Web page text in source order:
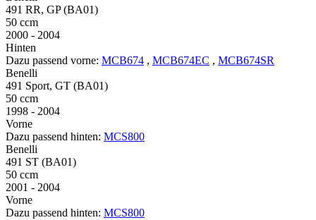
491 RR, GP (BA01)
50 ccm
2000 - 2004
Hinten
Dazu passend vorne: MCB674 , MCB674EC , MCB674SR
Benelli
491 Sport, GT (BA01)
50 ccm
1998 - 2004
Vorne
Dazu passend hinten: MCS800
Benelli
491 ST (BA01)
50 ccm
2001 - 2004
Vorne
Dazu passend hinten: MCS800